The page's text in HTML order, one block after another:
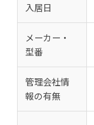
入居日
メーカー・
型番
管理会社情
報の有無